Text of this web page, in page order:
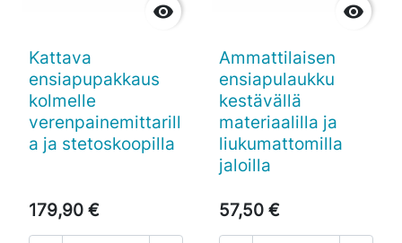

Kattava
ensiapupakkaus
kolmelle
verenpainemittarill
a ja stetoskoopilla
179,90 €

Ammattilaisen
ensiapulaukku
kestävällä
materiaalilla ja
liukumattomilla
jaloilla
57,50 €